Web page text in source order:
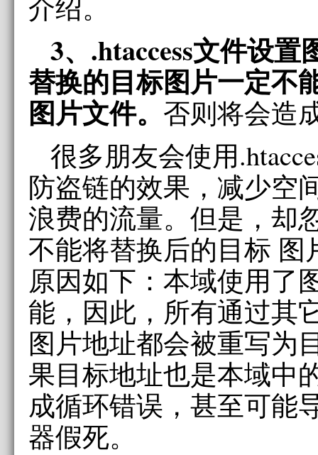
介绍。
3、.htaccess文件设
替换的目标图片一定不
图片文件。 否则将会造
很多朋友会使用
防盗链的效果，减少空
浪费的流量。但是，却
不能将替换后的目标 图
原因如下：本域使用了
能，因此，所有通过其
图片地址都会被重写为
果目标地址也是本域中
成循环错误，甚至可能
器假死。